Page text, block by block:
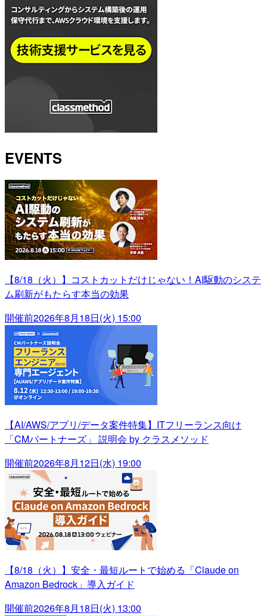
EVENTS
【8/18（火）】コストカットだけじゃない！AI駆動のシステ
ム刷新がもたらす本当の効果
開催前2026年8月18日(火) 15:00
【AI/AWS/アプリ/データ案件特集】ITフリーランス向け
「CMパートナーズ」 説明会 by クラスメソッド
開催前2026年8月12日(水) 19:00
【8/18（火）】安全・最短ルートで始める「Claude on
Amazon Bedrock」導入ガイド
開催前2026年8月18日(火) 13:00